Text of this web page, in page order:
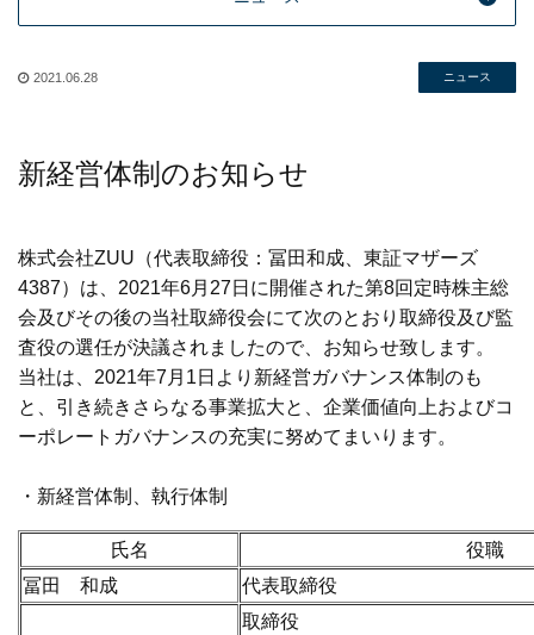
2021.06.28 ニュース
新経営体制のお知らせ
株式会社ZUU（代表取締役：冨田和成、東証マザーズ
4387）は、2021年6月27日に開催された第8回定時株主総
会及びその後の当社取締役会にて次のとおり取締役及び監
査役の選任が決議されましたので、お知らせ致します。
当社は、2021年7月1日より新経営ガバナンス体制のも
と、引き続きさらなる事業拡大と、企業価値向上およびコ
ーポレートガバナンスの充実に努めてまいります。
・新経営体制、執行体制
氏名
役職
冨田 和成
代表取締役
取締役